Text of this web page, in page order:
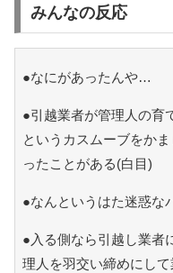
みんなの反応
●なにがあったんや…
●引越業者が管理人の育
というカスムーブをか
ったことがある(白目)
●なんというはた迷惑な
●入る側なら引越し業者
理人を羽交い締めにし